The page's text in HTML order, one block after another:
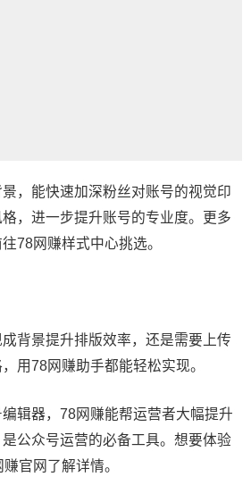
，能快速加深粉丝对账号的视觉印
，进一步提升账号的专业度。更多
78网赚样式中心挑选。
背景提升排版效率，还是需要上传
用78网赚助手都能轻松实现。
辑器，78网赚能帮运营者大幅提升
公众号运营的必备工具。想要体验
官网了解详情。